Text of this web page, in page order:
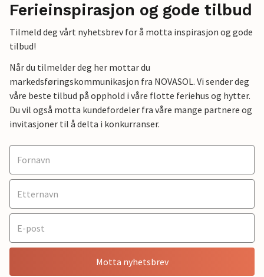
Ferieinspirasjon og gode tilbud
Tilmeld deg vårt nyhetsbrev for å motta inspirasjon og gode
tilbud!
Når du tilmelder deg her mottar du
markedsføringskommunikasjon fra NOVASOL. Vi sender deg
våre beste tilbud på opphold i våre flotte feriehus og hytter.
Du vil også motta kundefordeler fra våre mange partnere og
invitasjoner til å delta i konkurranser.
Motta nyhetsbrev